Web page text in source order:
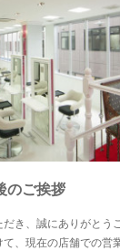
のご挨拶
き、誠にありがとう
、現在の店舗での営